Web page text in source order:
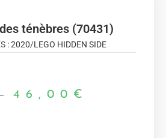
ténèbres (70431)
:2020/LEGO HIDDEN SIDE
46,00 €